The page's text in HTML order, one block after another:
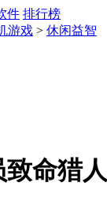
件 排行榜
游戏 > 休闲益智
命猎人